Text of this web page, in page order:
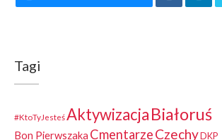
Tagi
#KtoTyJesteśAktywizacjaBiałoruś
Bon Pierwszaka CmentarzeCzechy DKP